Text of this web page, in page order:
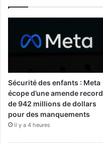
Sécurité des enfants : Meta
écope d’une amende record
de 942 millions de dollars
pour des manquements
il y a 4 heures